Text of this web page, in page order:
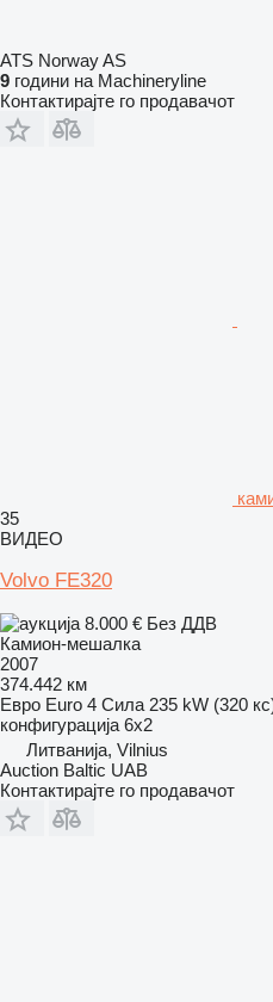
ATS Norway AS
9 години на Machineryline
Контактирајте го продавачот
35
ВИДЕО
Volvo FE320
8.000 € Без ДДВ
Камион-мешалка
2007
374.442 км
Евро Euro 4 Сила 235 kW (320
конфигурација 6x2
Литванија, Vilnius
Auction Baltic UAB
Контактирајте го продавачот